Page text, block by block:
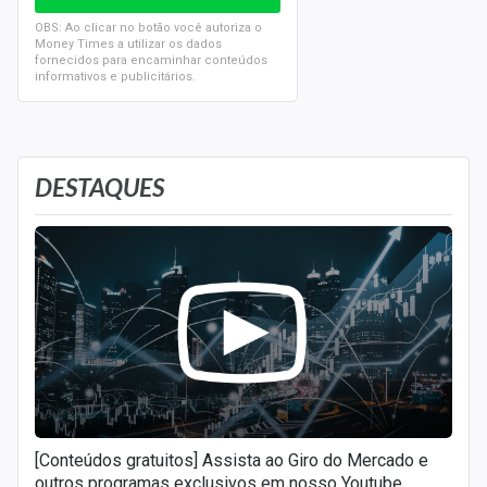
DESTAQUES
[Conteúdos gratuitos] Assista ao Giro do Mercado e
OBS: Ao clicar no botão você autoriza o
Money Times a utilizar os dados
fornecidos para encaminhar conteúdos
informativos e publicitários.